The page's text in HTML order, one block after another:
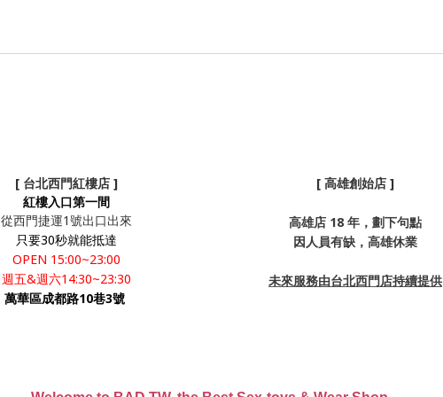
[ 台北西門紅樓店 ]
紅樓入口第一間
從西門捷運1號出口出來
只要30秒就能抵達
OPEN 15:00~23:00
週五&週六14:30~23:30
萬華區成都路10巷3號
[ 高雄創始店 ]
高雄店 18 年，劃下句點
因人員有缺，高雄休業
未來服務由台北西門店持續提供